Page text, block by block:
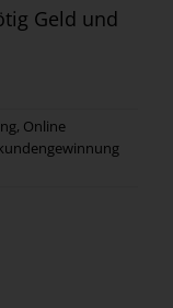
Geld und
, Online